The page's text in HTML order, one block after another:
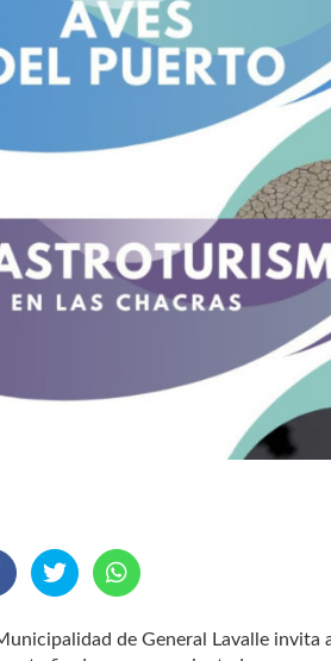
de General Lavalle